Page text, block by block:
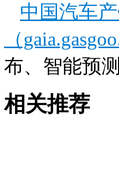
中国汽车
（
布、智能预
相关推荐